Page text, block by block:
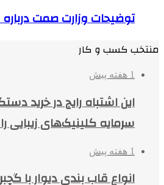
توضیحات وزارت صمت
منتخب کسب و کار
1 هفته پیش
این اشتباه رایج در خرید
سرمایه کلینیک‌های زیبایی
1 هفته پیش
انواع قاب بندی دیوار با